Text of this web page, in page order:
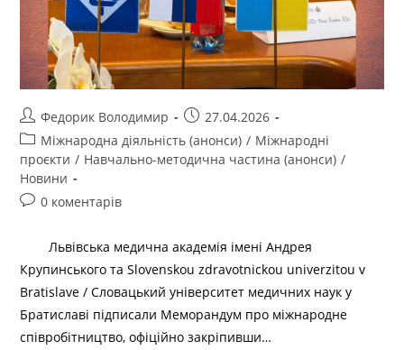
Федорик Володимир
27.04.2026
Міжнародна діяльність (анонси) / Міжнародні
проєкти / Навчально-методична частина (анонси) /
Новини
0 коментарів
Львівська медична академія імені Андрея
Крупинського та Slovenskou zdravotnickou univerzitou v
Bratislave / Словацький університет медичних наук у
Братиславі підписали Меморандум про міжнародне
співробітництво, офіційно закріпивши…